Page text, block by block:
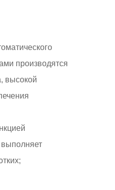
производятся
высокой
выполняет